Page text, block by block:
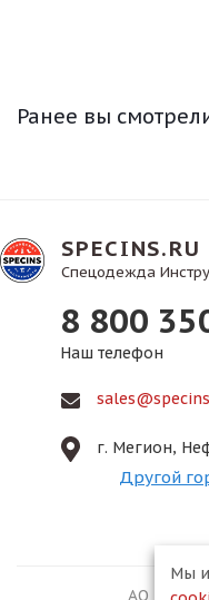
Ранее вы
SPECINS.RU
Спецодежда
8 800
Наш телефон
г. Мегион,
Другой
АО ПКФ
Мы